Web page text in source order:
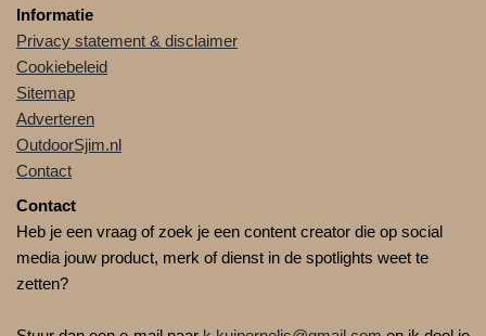
Informatie
Privacy statement & disclaimer
Cookiebeleid
Sitemap
Adverteren
OutdoorSjim.nl
Contact
Contact
Heb je een vraag of zoek je een content creator die op social
media jouw product, merk of dienst in de spotlights weet te
zetten?